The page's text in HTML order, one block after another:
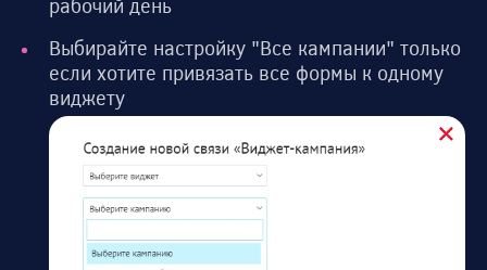
Выбирайте настройку "Все кампании" только
если хотите привязать все формы к одному
виджету